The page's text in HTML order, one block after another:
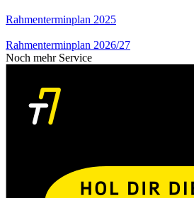
Rahmenterminplan 2025
Rahmenterminplan 2026/27
Noch mehr Service